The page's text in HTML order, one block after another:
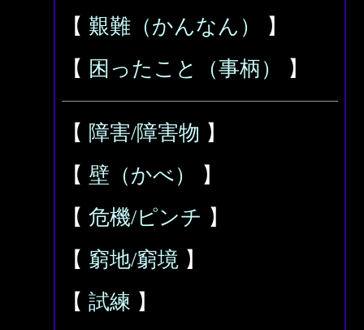
【 艱難（かんなん）
】
【 困ったこと（事柄） 】
【 障害/障害物 】
【 壁（かべ）
】
【 危機/ピンチ 】
【 窮地/窮境 】
【 試練 】